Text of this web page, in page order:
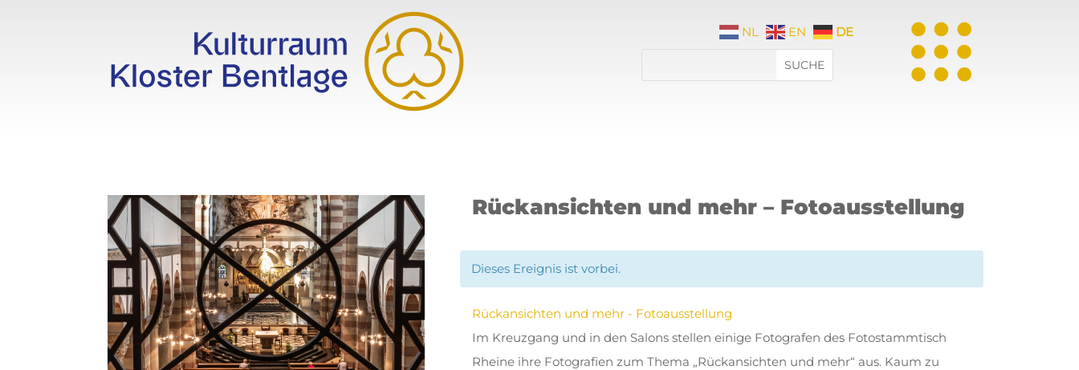
NL EN DE
Rückansichten und mehr – Fotoausstellung
Dieses Ereignis ist vorbei.
Rückansichten und mehr - Fotoausstellung
Im Kreuzgang und in den Salons stellen einige Fotografen des Fotostammtisch
Rheine ihre Fotografien zum Thema „Rückansichten und mehr“ aus. Kaum zu